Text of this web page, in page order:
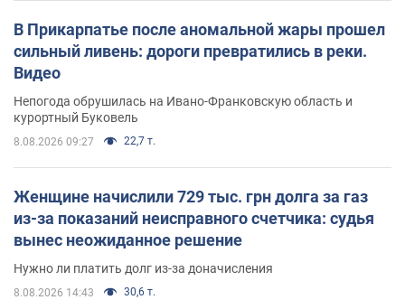
В Прикарпатье после аномальной жары прошел
сильный ливень: дороги превратились в реки.
Видео
Непогода обрушилась на Ивано-Франковскую область и
курортный Буковель
8.08.2026 09:27 22,7 т.
Женщине начислили 729 тыс. грн долга за газ
из-за показаний неисправного счетчика: судья
вынес неожиданное решение
Нужно ли платить долг из-за доначисления
8.08.2026 14:43 30,6 т.